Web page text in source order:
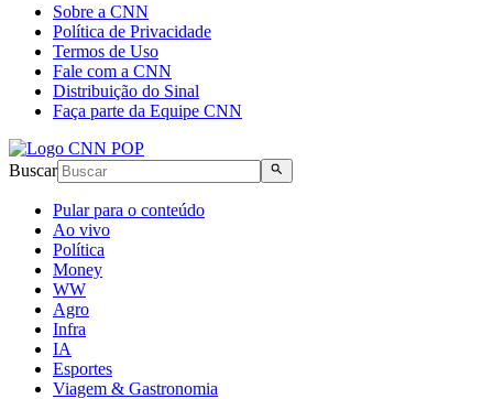
Sobre a CNN
Política de Privacidade
Termos de Uso
Fale com a CNN
Distribuição do Sinal
Faça parte da Equipe CNN
Buscar
Pular para o conteúdo
Ao vivo
Política
Money
WW
Agro
Infra
IA
Esportes
Viagem & Gastronomia